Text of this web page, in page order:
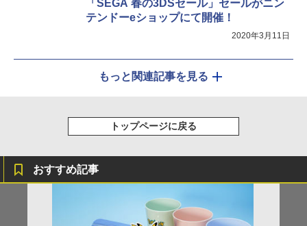
「SEGA 春の3DSセール」セールがニン
テンドーeショップにて開催！
2020年3月11日
もっと関連記事を見る
トップページに戻る
おすすめ記事